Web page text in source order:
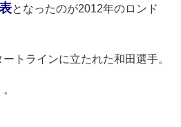
となったのが2012年のロンド
ートラインに立たれた和田選手。